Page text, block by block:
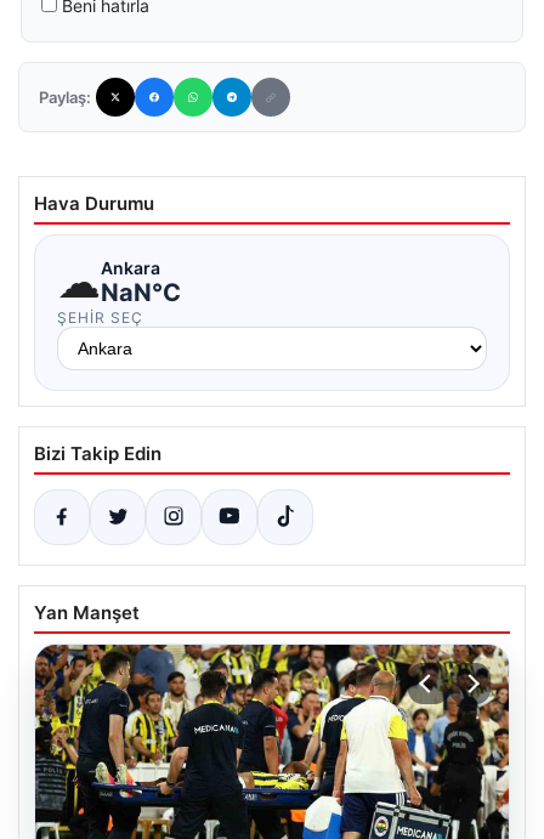
Beni hatırla
Paylaş:
Hava Durumu
☁Ankara
NaN°C
ŞEHIR SEÇ
Bizi Takip Edin
Yan Manşet